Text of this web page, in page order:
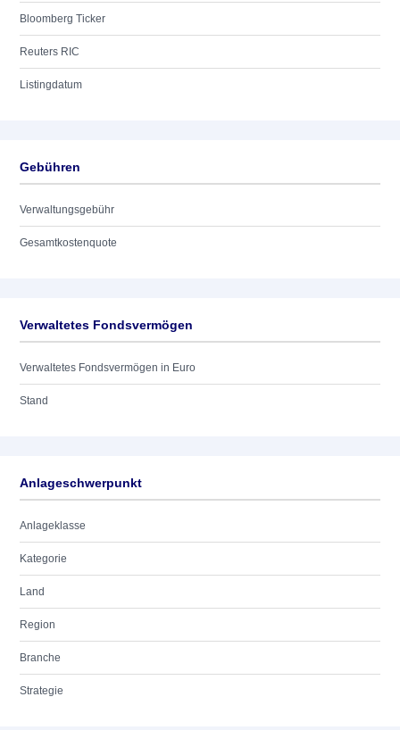
Bloomberg Ticker
Reuters RIC
Listingdatum
Gebühren
Verwaltungsgebühr
Gesamtkostenquote
Verwaltetes Fondsvermögen
Verwaltetes Fondsvermögen in Euro
Stand
Anlageschwerpunkt
Anlageklasse
Kategorie
Land
Region
Branche
Strategie